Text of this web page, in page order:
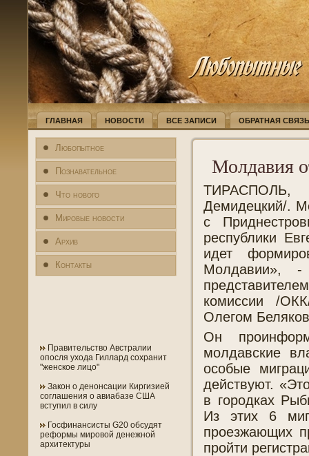
ГЛАВНАЯ НОВОСТИ ВСЕ ЗАПИСИ ОБРАТНАЯ СВЯЗЬ
Любопытное
Познавательное
Что нового
Мировые новости
Архив
Контакты
Правительство Австралии
опосля ухода Гиллард сохранит
"женское лицо"
Закон о денонсации Киргизией
соглашения о авиабазе США
вступил в силу
Госфинансисты G20 обсудят
реформы мировой денежной
архитектуры
Молдавия
ТИРАСПОЛЬ,
Демидецкий/.
с
республики
идет
Молдавии»,
комиссии /
Олегом
Он
молдавские
особые
действуют.
в городках
Из этих 6
проезжающих
пройти